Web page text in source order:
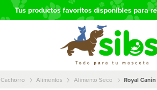
Tus productos favoritos disponibles para
Cachorro Alimentos Alimento Seco
Royal